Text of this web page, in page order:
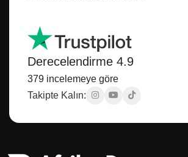
Derecelendirme 4.9
379 incelemeye göre
Takipte Kalın: